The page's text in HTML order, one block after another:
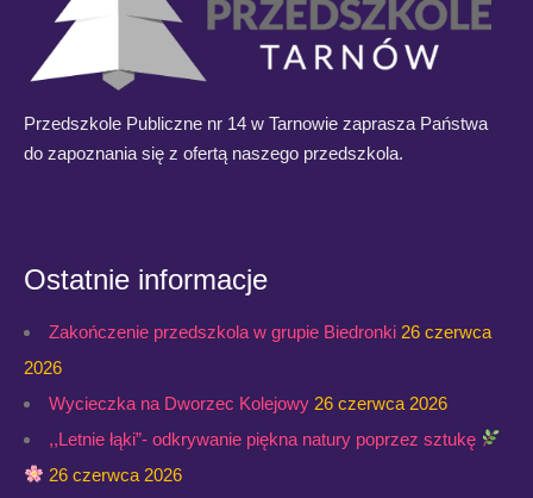
Przedszkole Publiczne nr 14 w Tarnowie zaprasza Państwa
do zapoznania się z ofertą naszego przedszkola.
Ostatnie informacje
Zakończenie przedszkola w grupie Biedronki 26 czerwca
2026
Wycieczka na Dworzec Kolejowy 26 czerwca 2026
,,Letnie łąki”- odkrywanie piękna natury poprzez sztukę
26 czerwca 2026